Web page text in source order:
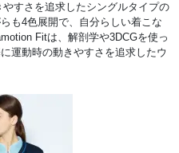
すさを追求したシングルタイプの
も4色展開で、自分らしい着こな
Fitは、解剖学や3DCGを使っ
運動時の動きやすさを追求したウ